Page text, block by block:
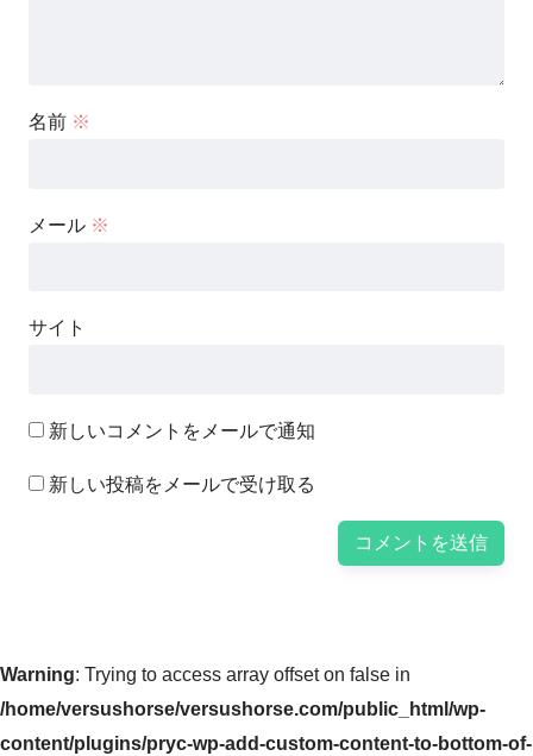
名前 ※
メール ※
サイト
新しいコメントをメールで通知
新しい投稿をメールで受け取る
Warning: Trying to access array offset on false in
/home/versushorse/versushorse.com/public_html/wp-
content/plugins/pryc-wp-add-custom-content-to-bottom-of-